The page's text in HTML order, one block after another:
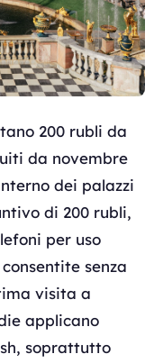
200 rubli da
da novembre
dei palazzi
di 200 rubli,
per uso
senza
visita a
applicano
soprattutto